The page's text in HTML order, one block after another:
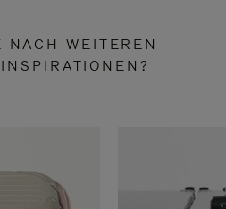
NACH WEITEREN